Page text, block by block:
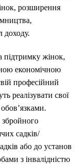
розширення
доходу.
жінок,
економічною
професійний
реалізувати свої
садків/
або до установ
з інвалідністю